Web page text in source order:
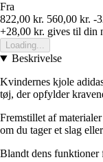
Fra
822,00 kr. 560,00 kr. -
+28,00 kr. gives til din
Loading...
Beskrivelse
Kvindernes kjole
tøj, der opfylder
Fremstillet af
om du tager et slag
Blandt dens funktioner